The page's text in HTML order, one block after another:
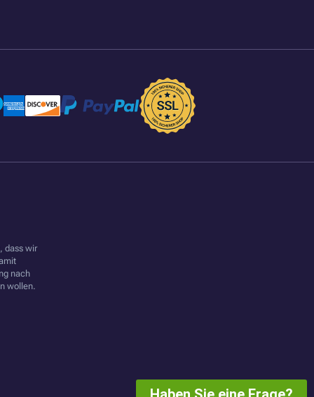
dass wir
nach
wollen.